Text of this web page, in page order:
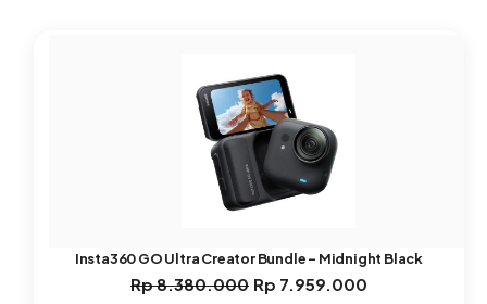
Insta360 GO Ultra Creator Bundle – Midnight Black
Rp8.380.000 Harga
Rp 7.959.000